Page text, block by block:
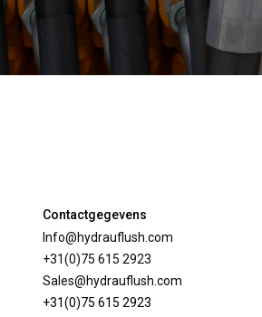
Contactgegevens
Info@hydrauflush.com
+31(0)75 615 2923
Sales@hydrauflush.com
+31(0)75 615 2923